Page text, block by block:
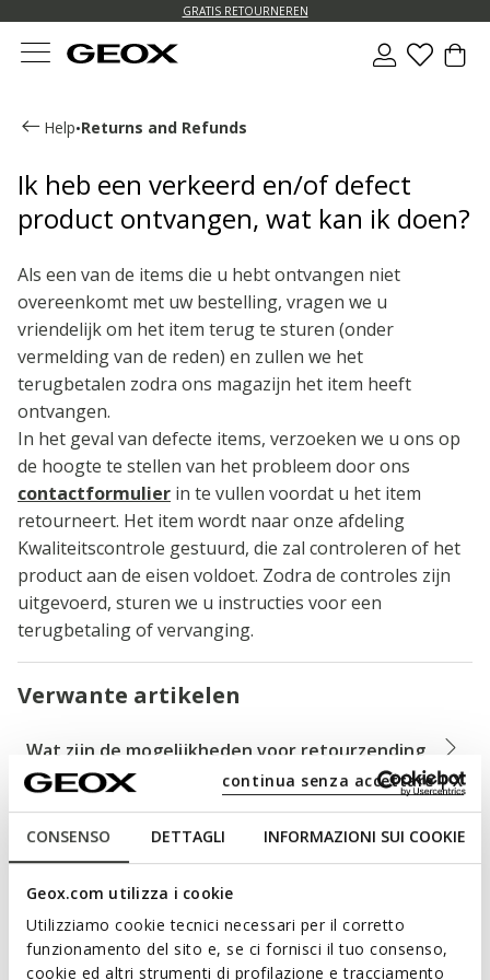
CONSENSO DETTAGLI INFORMAZIONI SUI COOKIE
Geox.com utilizza i cookie
Utilizziamo cookie tecnici necessari per il corretto
funzionamento del sito e, se ci fornisci il tuo consenso,
cookie ed altri strumenti di profilazione e tracciamento
continua senza accettare | X
GRATIS RETOURNEREN
Help•Returns and Refunds
Ik heb een verkeerd en/of defect
product ontvangen, wat kan ik doen?
Als een van de items die u hebt ontvangen niet
overeenkomt met uw bestelling, vragen we u
vriendelijk om het item terug te sturen (onder
vermelding van de reden) en zullen we het
terugbetalen zodra ons magazijn het item heeft
ontvangen.
In het geval van defecte items, verzoeken we u ons op
de hoogte te stellen van het probleem door ons
contactformulier in te vullen voordat u het item
retourneert. Het item wordt naar onze afdeling
Kwaliteitscontrole gestuurd, die zal controleren of het
product aan de eisen voldoet. Zodra de controles zijn
uitgevoerd, sturen we u instructies voor een
terugbetaling of vervanging.
Verwante artikelen
Wat zijn de mogelijkheden voor retourzending
op geox.com en hoe lang duurt het?
Hoe maak ik een retourzending?
Kan ik een product dat ik op geox.com heb
gekocht wijzigen?